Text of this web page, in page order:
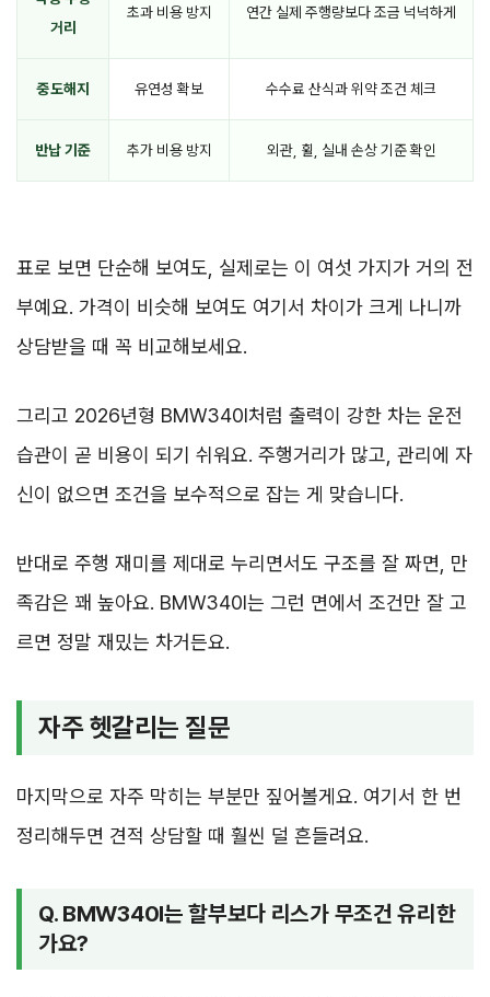
거리
초과 비용 방지 연간 실제 주행량보다 조금 넉넉하게
중도해지 유연성 확보 수수료 산식과 위약 조건 체크
반납 기준 추가 비용 방지 외관, 휠, 실내 손상 기준 확인
표로 보면 단순해 보여도, 실제로는 이 여섯 가지가 거의 전
부예요. 가격이 비슷해 보여도 여기서 차이가 크게 나니까
상담받을 때 꼭 비교해보세요.
그리고 2026년형 BMW340I처럼 출력이 강한 차는 운전
습관이 곧 비용이 되기 쉬워요. 주행거리가 많고, 관리에 자
신이 없으면 조건을 보수적으로 잡는 게 맞습니다.
반대로 주행 재미를 제대로 누리면서도 구조를 잘 짜면, 만
족감은 꽤 높아요. BMW340I는 그런 면에서 조건만 잘 고
르면 정말 재밌는 차거든요.
자주 헷갈리는 질문
마지막으로 자주 막히는 부분만 짚어볼게요. 여기서 한 번
정리해두면 견적 상담할 때 훨씬 덜 흔들려요.
Q. BMW340I는 할부보다 리스가 무조건 유리한
가요?